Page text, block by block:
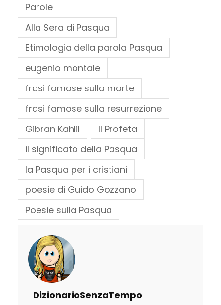
Parole
Alla Sera di Pasqua
Etimologia della parola Pasqua
eugenio montale
frasi famose sulla morte
frasi famose sulla resurrezione
Gibran Kahlil
Il Profeta
il significato della Pasqua
la Pasqua per i cristiani
poesie di Guido Gozzano
Poesie sulla Pasqua
DizionarioSenzaTempo